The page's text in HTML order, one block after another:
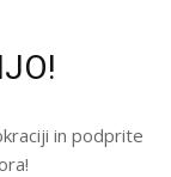
in podprite